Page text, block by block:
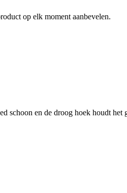
op elk moment aanbevelen.
schoon en de droog hoek houdt